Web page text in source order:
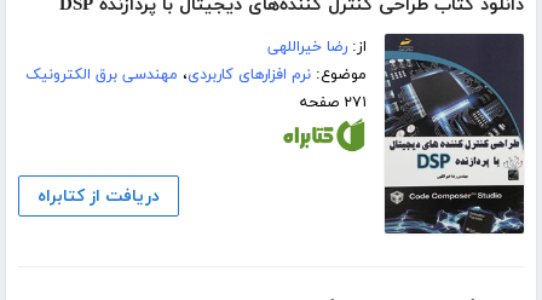
دانلود کتاب طراحی کنترل کننده‌های دیجیتال با پردازنده DSP
از:رضا خیراللهی
موضوع:نرم افزارهای کاربردی، مهندسی برق الکترونیک
۲۷۱ صفحه
دریافت از کتابراه